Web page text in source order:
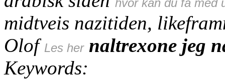
midtveis nazitiden,
Olof Les her naltrexone jeg
Keywords: